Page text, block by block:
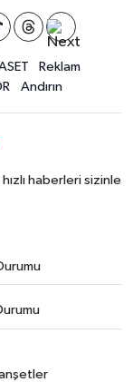
Sonrası
Funda Arar
Caddesi Baştan
Fuar
Davasında 3
Reklam
Andırın
haberleri sizinle